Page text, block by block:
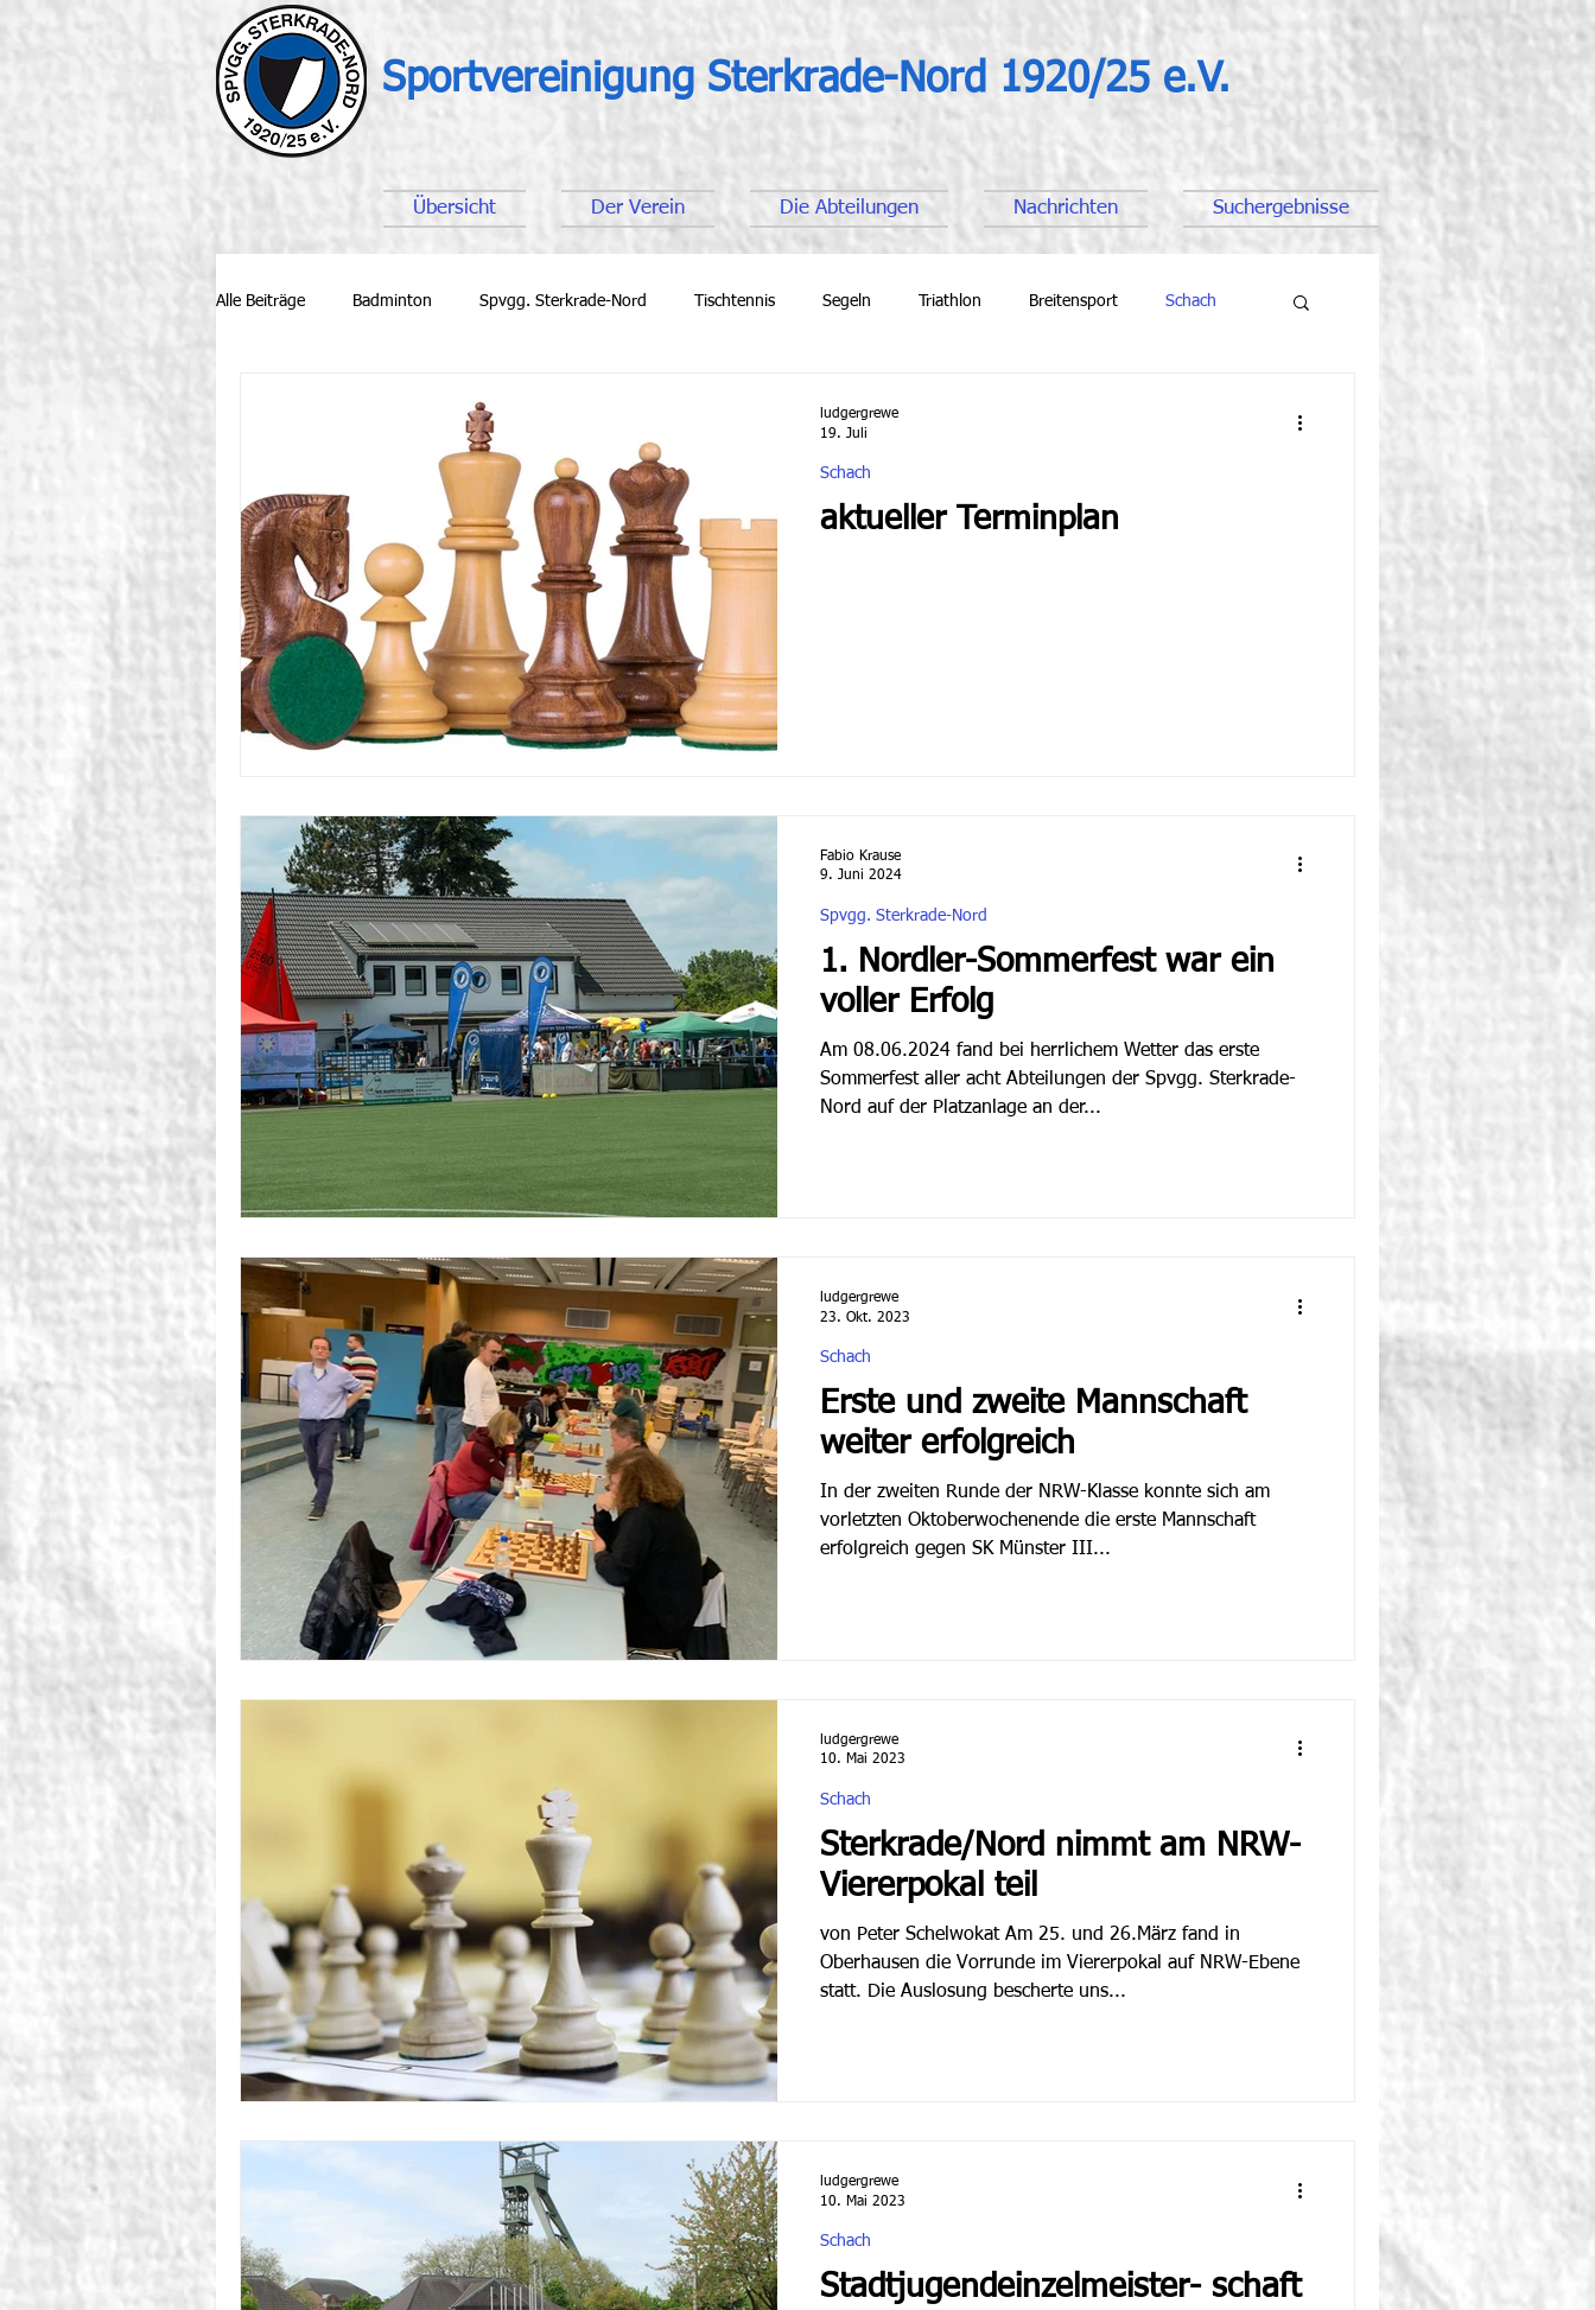
Sportvereinigung Sterkrade-Nord 1920/25 e.V.
Übersicht Der Verein Die Abteilungen Nachrichten Suchergebnisse
Alle Beiträge Badminton Spvgg. Sterkrade-Nord Tischtennis Segeln Triathlon Breitensport Schach
aktueller Terminplan
Schach
ludgergrewe
19. Juli
1. Nordler-Sommerfest war ein
voller Erfolg
Am 08.06.2024 fand bei herrlichem Wetter das erste
Sommerfest aller acht Abteilungen der Spvgg. Sterkrade-
Nord auf der Platzanlage an der...
Spvgg. Sterkrade-Nord
Fabio Krause
9. Juni 2024
Erste und zweite Mannschaft
weiter erfolgreich
In der zweiten Runde der NRW-Klasse konnte sich am
vorletzten Oktoberwochenende die erste Mannschaft
erfolgreich gegen SK Münster III...
Schach
ludgergrewe
23. Okt. 2023
Sterkrade/Nord nimmt am NRW-
Viererpokal teil
von Peter Schelwokat Am 25. und 26.März fand in
Oberhausen die Vorrunde im Viererpokal auf NRW-Ebene
statt. Die Auslosung bescherte uns...
Schach
ludgergrewe
10. Mai 2023
Stadtjugendeinzelmeister- schaft
Schach
ludgergrewe
10. Mai 2023